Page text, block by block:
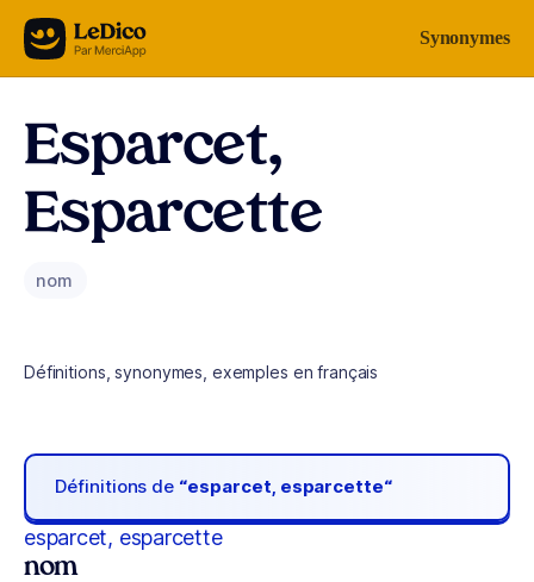
Aller au contenu Synonymes
Esparcet,
Esparcette
nom
Définitions, synonymes, exemples en français
Définitions de “esparcet, esparcette“
esparcet, esparcette
nom